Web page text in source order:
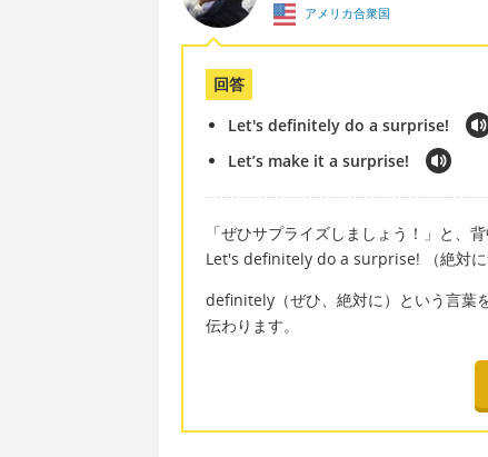
アメリカ合衆国
回答
Let's definitely do a surprise!
Let’s make it a surprise!
「ぜひサプライズしましょう！」と、
Let's definitely do a surprise! （絶対に
definitely（ぜひ、絶対に）という言葉
伝わります。